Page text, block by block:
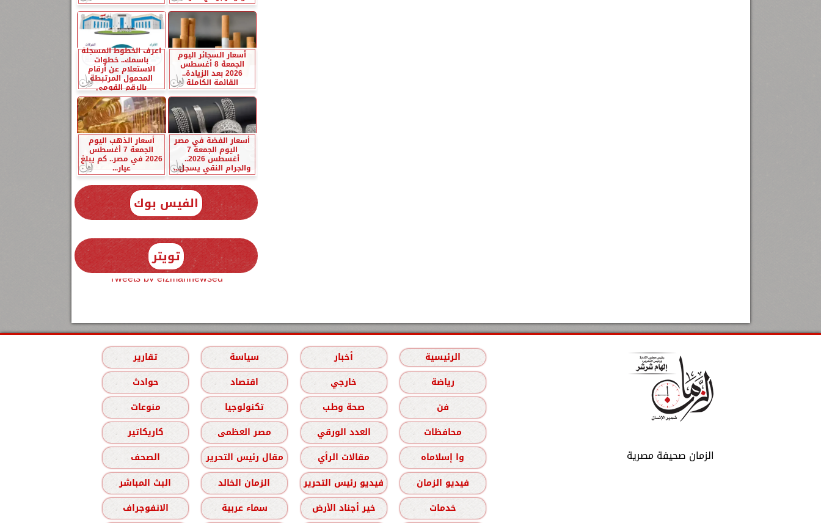
أسعار السجائر اليوم
الجمعة 8 أغسطس
2026 بعد الزيادة..
القائمة الكاملة
اعرف الخطوط المسجلة
باسمك.. خطوات
الاستعلام عن أرقام
المحمول المرتبطة
بالرقم القومي
أسعار الفضة في مصر
اليوم الجمعة 7
أغسطس 2026..
والجرام النقي يسجل...
أسعار الذهب اليوم
الجمعة 7 أغسطس
2026 في مصر.. كم يبلغ
عيار...
الفيس بوك
تويتر
Tweets by elzmannewseg
الزمان صحيفة مصرية
الرئيسية أخبار سياسة
تقارير
رياضة
خارجي اقتصاد
حوادث
فن
صحة وطب تكنولوجيا
منوعات
محافظات
العدد الورقي مصر العظمى
كاريكاتير
وا إسلاماه
مقالات الرأي مقال رئيس التحرير
الصحف
فيديو الزمان
فيديو رئيس التحرير الزمان الخالد
البث المباشر
خدمات
خير أجناد الأرض سماء عربية الانفوجراف